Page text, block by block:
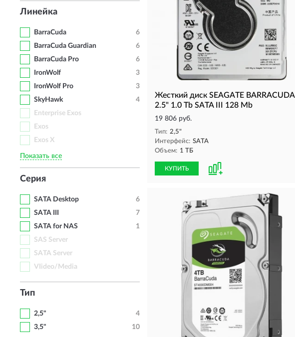
Линейка
BarraCuda
6
BarraCuda Guardian
6
BarraCuda Pro
6
IronWolf
3
IronWolf Pro
3
SkyHawk
4
Enterprise Exos
Exos
Exos X
Показать все
Серия
SATA Desktop
6
SATA III
7
SATA for NAS
1
SAS Server
SATA Server
VIideo/Media
Тип
2,5"
4
3,5"
10
Жесткий диск SEAGATE BARRACUDA
2.5" 1.0 Tb SATA III 128 Mb
19 806 руб.
Тип: 2,5"
Интерфейс: SATA
Объем: 1 ТБ
КУПИТЬ